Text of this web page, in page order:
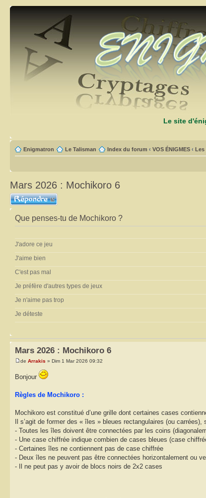
Le site
Enigmatron Le Talisman Index du forum ‹ VOS ÉNIGMES ‹ Les
Mars 2026 : Mochikoro 6
Répondre
Que penses-tu de Mochikoro ?
J'adore ce jeu
J'aime bien
C'est pas mal
Je préfère d'autres types de jeux
Je n'aime pas trop
Je déteste
Mars 2026 : Mochikoro 6
de Arrakis » Dim 1 Mar 2026 09:32
Bonjour
Règles de Mochikoro :
Mochikoro est constitué d’une grille dont certaines cases
Il s’agit de former des « îles » bleues rectangulaires (ou
- Toutes les îles doivent être connectées par les coins
- Une case chiffrée indique combien de cases bleues (case
- Certaines îles ne contiennent pas de case chiffrée
- Deux îles ne peuvent pas être connectées horizontalement ou
- Il ne peut pas y avoir de blocs noirs de 2x2 cases